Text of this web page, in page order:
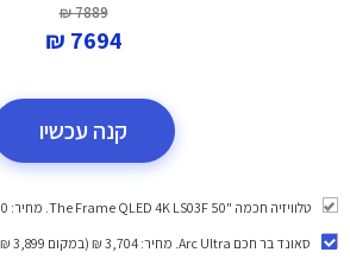
7889 ₪
7694 ₪
קנה עכשיו
טלוויזיה חכמה "50 ‎The Frame QLED 4K LS03F. מחיר: 3,990 ₪.
סאונד בר חכם Arc Ultra
. מחיר: 3,704 ₪ (במקום 3,899 ₪).